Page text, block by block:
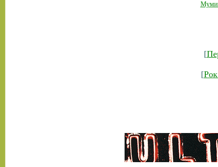
[
[